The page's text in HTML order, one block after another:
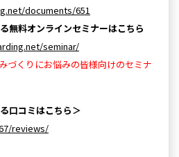
documents/651
料オンラインセミナーはこちら
seminar/
づくりにお悩みの皆様向けのセミナ
口コミはこちら＞
reviews/